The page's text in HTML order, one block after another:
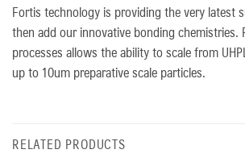
Fortis technology is providing the very latest
then add our innovative bonding chemistries.
processes allows the ability to scale from
up to 10um preparative scale particles.
RELATED PRODUCTS